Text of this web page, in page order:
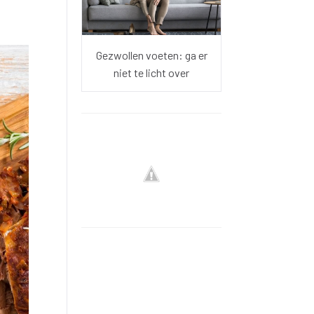
Gezwollen voeten: ga er
niet te licht over